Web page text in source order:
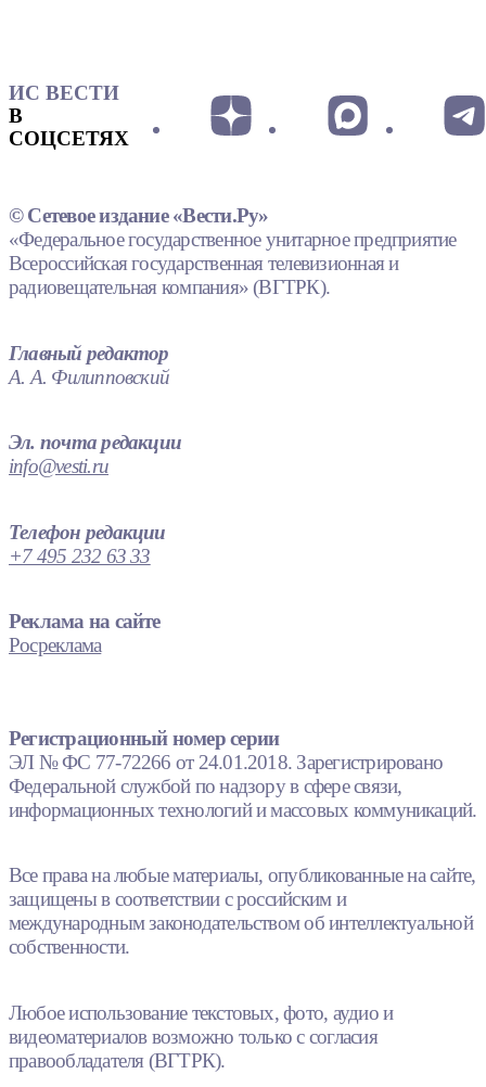
ИС ВЕСТИ
В
СОЦСЕТЯХ
© Сетевое издание «Вести.Ру»
«Федеральное государственное унитарное предприятие
Всероссийская государственная телевизионная и
радиовещательная компания» (ВГТРК).
Главный редактор
А. А. Филипповский
Эл. почта редакции
info@vesti.ru
Телефон редакции
+7 495 232 63 33
Реклама на сайте
Росреклама
Регистрационный номер серии
ЭЛ № ФС 77-72266 от 24.01.2018. Зарегистрировано
Федеральной службой по надзору в сфере связи,
информационных технологий и массовых коммуникаций.
Все права на любые материалы, опубликованные на сайте,
защищены в соответствии с российским и
международным законодательством об интеллектуальной
собственности.
Любое использование текстовых, фото, аудио и
видеоматериалов возможно только с согласия
правообладателя (ВГТРК).